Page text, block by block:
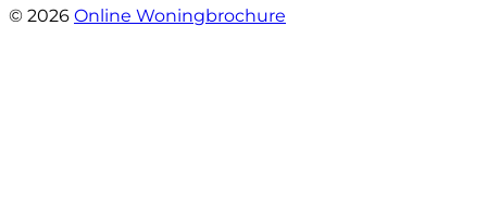
© 2026 Online Woningbrochure